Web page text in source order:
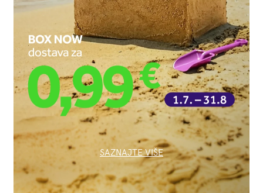
SAZNAJTE VIŠE